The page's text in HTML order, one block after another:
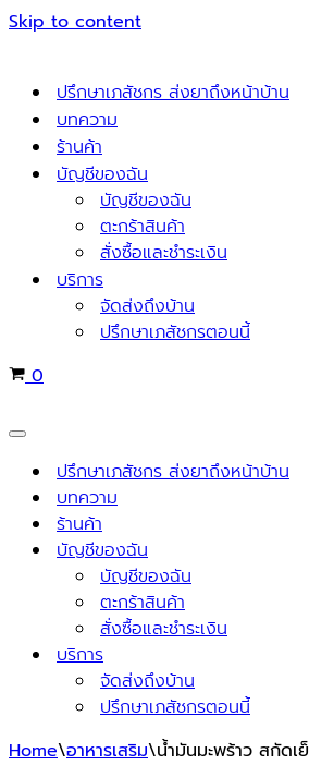
Skip to content
ปรึกษาเภสัชกร ส่งยาถึงหน้าบ้าน
บทความ
ร้านค้า
บัญชีของฉัน
บัญชีของฉัน
ตะกร้าสินค้า
สั่งซื้อและชำระเงิน
บริการ
จัดส่งถึงบ้าน
ปรึกษาเภสัชกรตอนนี้
Cart
0
Navigation
Menu ปรึกษาเภสัชกร ส่งยาถึงหน้าบ้าน
บทความ
ร้านค้า
บัญชีของฉัน
บัญชีของฉัน
ตะกร้าสินค้า
สั่งซื้อและชำระเงิน
บริการ
จัดส่งถึงบ้าน
ปรึกษาเภสัชกรตอนนี้
Home\อาหารเสริม\น้ำมันมะพร้าว สกัด